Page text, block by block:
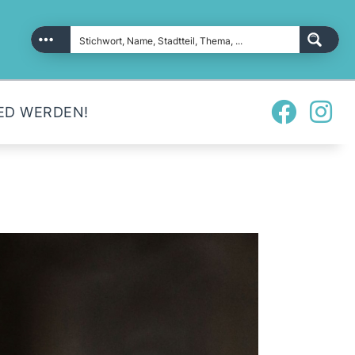
WERDEN!